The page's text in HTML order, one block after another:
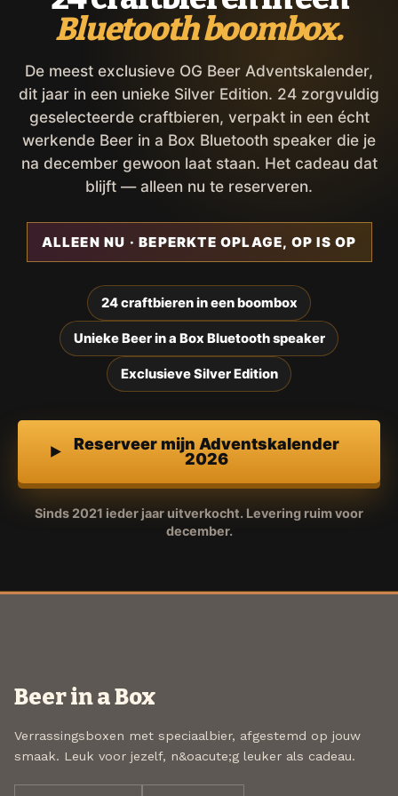
Bluetooth boombox.
De meest exclusieve OG Beer Adventskalender,
dit jaar in een unieke Silver Edition. 24 zorgvuldig
geselecteerde craftbieren, verpakt in een écht
werkende Beer in a Box Bluetooth speaker die je
na december gewoon laat staan. Het cadeau dat
blijft — alleen nu te reserveren.
ALLEEN NU · BEPERKTE OPLAGE, OP IS OP
24 craftbieren in een boombox
Unieke Beer in a Box Bluetooth speaker
Exclusieve Silver Edition
Reserveer mijn Adventskalender
2026
Sinds 2021 ieder jaar uitverkocht. Levering ruim voor
december.
Beer in a Box
Verrassingsboxen met speciaalbier, afgestemd op jouw
smaak. Leuk voor jezelf, n&oacute;g leuker als cadeau.